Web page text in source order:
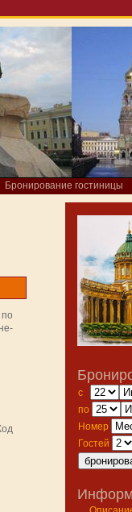
Бронирование гостиницы
с
по
Номер
Гостей